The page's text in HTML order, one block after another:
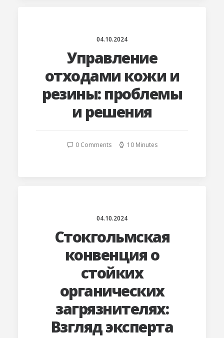
04.10.2024
Управление
отходами кожи и
резины: проблемы
и решения
0 Comments 10 Minutes
04.10.2024
Стокгольмская
конвенция о
стойких
органических
загрязнителях:
Взгляд эксперта